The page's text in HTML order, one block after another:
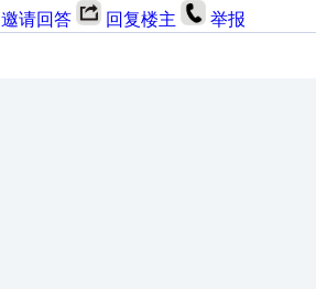
邀请回答 回复楼主 举报